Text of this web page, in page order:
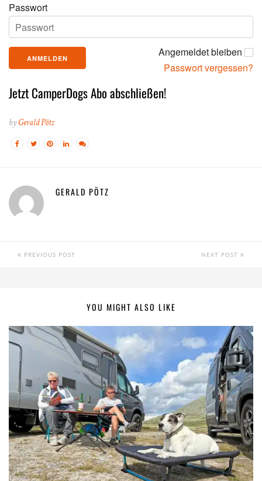
Passwort
Angemeldet bleiben
Passwort vergessen?
Jetzt CamperDogs Abo abschließen!
byGerald Pötz
GERALD PÖTZ
PREVIOUS POST NEXT POST
YOU MIGHT ALSO LIKE